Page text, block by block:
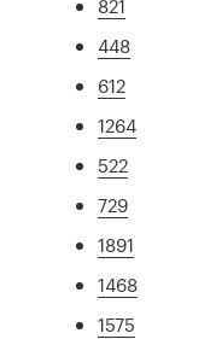
821
448
612
1264
522
729
1891
1468
1575